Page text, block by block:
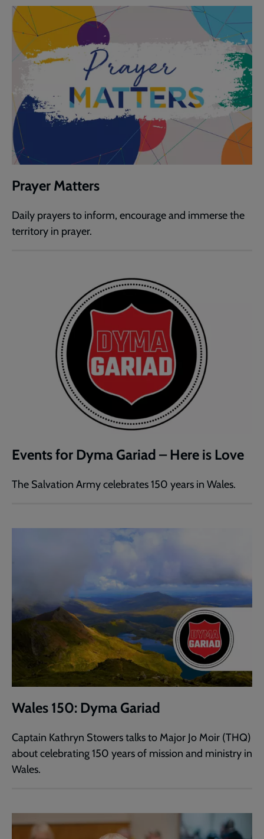
Prayer Matters
Daily prayers to inform, encourage and immerse the
territory in prayer.
Events for Dyma Gariad – Here is Love
The Salvation Army celebrates 150 years in Wales.
Wales 150: Dyma Gariad
Captain Kathryn Stowers talks to Major Jo Moir (THQ)
about celebrating 150 years of mission and ministry in
Wales.